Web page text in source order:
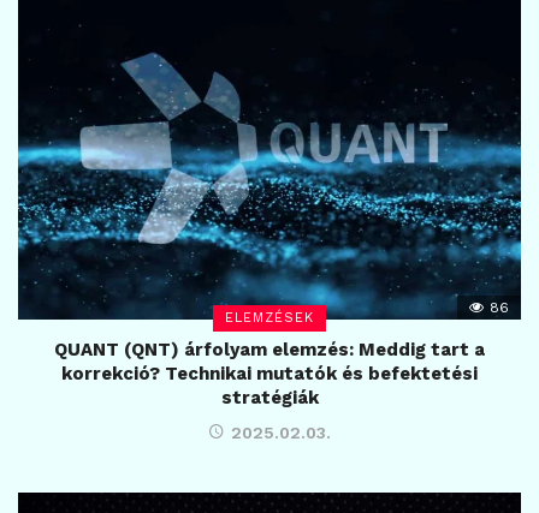
ELEMZÉSEK
86
QUANT (QNT) árfolyam elemzés: Meddig tart a
korrekció? Technikai mutatók és befektetési
stratégiák
2025.02.03.